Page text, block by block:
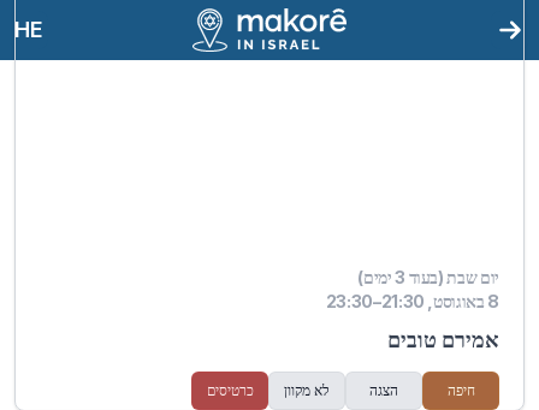
HE
יום שבת (בעוד 3 ימים)
8 באוגוסט, 21:30–23:30
אמירם טובים
חיפה הצגה לא מקוון כרטיסים